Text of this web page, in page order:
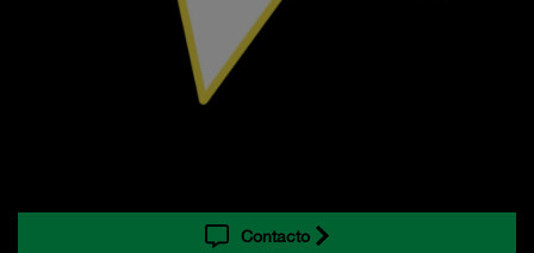
Contacto